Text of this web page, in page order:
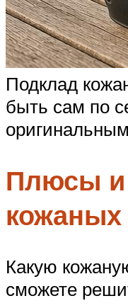
Подклад
быть сам по
Плюсы
кожаных
Какую
сможете